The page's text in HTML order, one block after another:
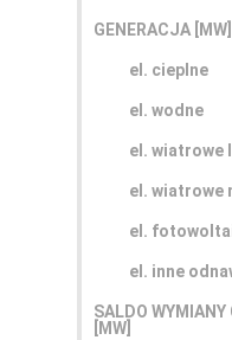
GENERACJA [MW]
el. cieplne
el. wodne
el. wiatrowe
el. wiatrowe
el.
el. inne
SALDO
[MW]